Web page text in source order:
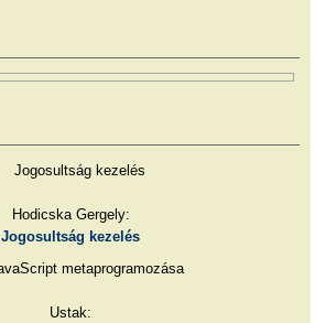
Hodicska Gergely:
Jogosultság kezelés
Ustak: